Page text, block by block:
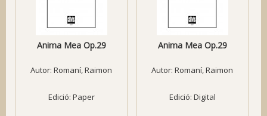
Anima Mea Op.29
Autor:Romaní, Raimon
Edició: Paper
Anima Mea Op.29
Autor:Romaní, Raimon
Edició: Digital